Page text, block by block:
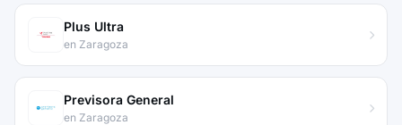
Plus Ultra
en Zaragoza
Previsora General
en Zaragoza